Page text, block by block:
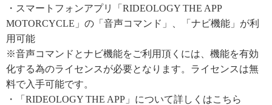
・スマートフォンアプリ「RIDEOLOGY THE APP
MOTORCYCLE」の「音声コマンド」、「ナビ機能」が利
用可能
※音声コマンドとナビ機能をご利用頂くには、機能を有効
化する為のライセンスが必要となります。ライセンスは無
料で入手可能です。
・「RIDEOLOGY THE APP」について詳しくはこちら